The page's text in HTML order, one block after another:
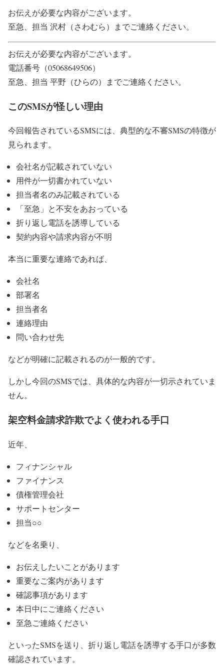
お伝えが必要な内容がございます。
至急、担当 沢村（さわむら）までご連絡ください。
お伝えが必要な内容がございます。
電話番号（05068649506）
至急、担当 平野（ひらの）までご連絡ください。
このSMSが怪しい理由
今回報告されているSMSには、典型的な不審SMSの特徴が
見られます。
会社名が記載されていない
用件が一切書かれていない
担当者名のみ記載されている
「至急」と不安をあおっている
折り返し電話を誘導している
契約内容や請求内容が不明
本当に重要な連絡であれば、
会社名
部署名
担当者名
連絡理由
問い合わせ先
などが明確に記載されるのが一般的です。
しかし今回のSMSでは、具体的な内容が一切示されていま
せん。
架空料金請求詐欺でよく使われる手口
近年、
フィナンシャル
ファイナンス
債権管理会社
サポートセンター
担当○○
などを名乗り、
お伝えしたいことがあります
重要なご案内があります
確認事項があります
本日中にご連絡ください
至急ご連絡ください
といったSMSを送り、折り返し電話を誘導する手口が多数
確認されています。